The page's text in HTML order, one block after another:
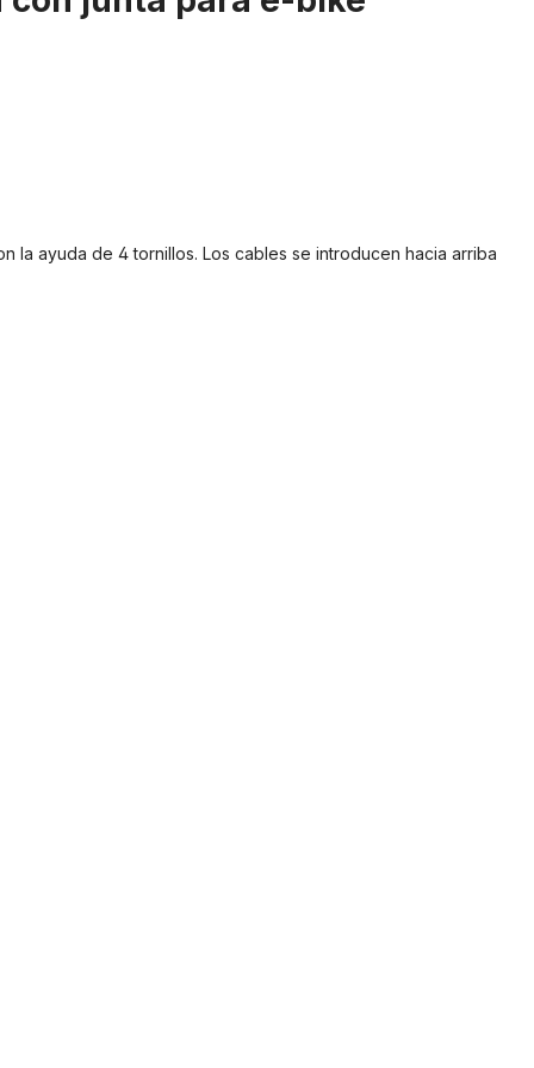
la ayuda de 4 tornillos. Los cables se introducen hacia arriba